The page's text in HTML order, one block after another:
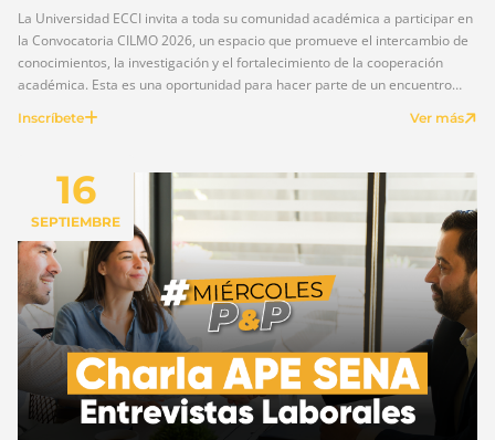
La Universidad ECCI invita a toda su comunidad académica a participar en
la Convocatoria CILMO 2026, un espacio que promueve el intercambio de
conocimientos, la investigación y el fortalecimiento de la cooperación
académica. Esta es una oportunidad para hacer parte de un encuentro
que reunirá a estudiantes, docentes, investigadores y demás integrantes
de la comunidad […]
Inscríbete Ver más
16
SEPTIEMBRE